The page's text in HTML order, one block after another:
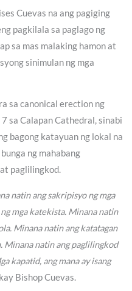
Cuevas na ang pagiging
pagkilala sa paglago ng
sa mas malaking hamon at
sinimulan ng mga
sa canonical erection ng
sa Calapan Cathedral, sinabi
bagong katayuan ng lokal na
ng mahabang
paglilingkod.
natin ang sakripisyo ng mga
mga katekista. Minana natin
Minana natin ang katatagan
Minana natin ang paglilingkod
kapatid, ang mana ay isang
Bishop Cuevas.